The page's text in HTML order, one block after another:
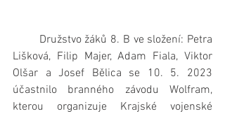
Lišková, Filip Majer, Adam Fiala, Viktor
Olšar a Josef Bělica se 10. 5. 2023
účastnilo branného závodu Wolfram,
kterou organizuje Krajské vojenské